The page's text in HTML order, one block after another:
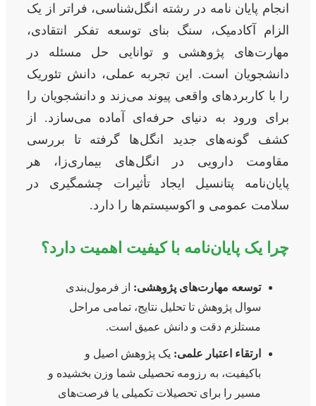
انجام پایان نامه در رشته انگل‌شناسی، فراتر از یک
الزام آکادمیک، سنگ بنای توسعه تفکر انتقادی،
مهارت‌های پژوهشی و توانایی حل مسئله در
دانشجویان است. این تجربه عملی، دانش تئوریک
را با کاربردهای واقعی پیوند می‌زند و دانشجویان را
برای ورود به دنیای حرفه‌ای آماده می‌سازد. از
کشف گونه‌های جدید انگل‌ها گرفته تا بررسی
مقاومت دارویی در انگل‌های بیماری‌زا، هر
پایان‌نامه پتانسیل ایجاد تأثیرات چشمگیری در
سلامت عمومی و اکوسیستم‌ها را دارد.
چرا یک پایان‌نامه با کیفیت اهمیت دارد؟
توسعه مهارت‌های پژوهشی: از فرمول‌بندی
سوال پژوهش تا تحلیل نتایج، تمامی مراحل
مستلزم دقت و دانش عمیق است.
ارتقاء اعتبار علمی: یک پژوهش اصیل و
باکیفیت، به رزومه تحصیلی شما وزن بخشیده و
مسیر را برای تحصیلات تکمیلی یا فرصت‌های